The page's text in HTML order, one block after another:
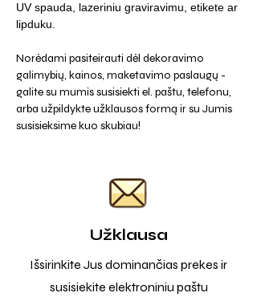
UV spauda, lazeriniu graviravimu, etikete ar
lipduku.
Norėdami pasiteirauti dėl dekoravimo
galimybių, kainos, maketavimo paslaugų -
galite su mumis susisiekti el. paštu, telefonu,
arba užpildykte užklausos formą ir su Jumis
susisieksime kuo skubiau!
Užklausa
Išsirinkite Jus dominančias prekes ir
susisiekite elektroniniu paštu